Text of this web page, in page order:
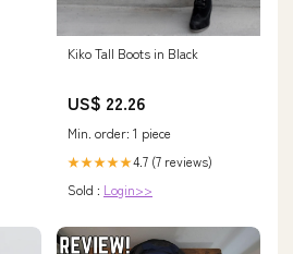
Kiko Tall Boots in Black
US$ 22.26
Min. order: 1 piece
★★★★★4.7 (7 reviews)
Sold : Login>>